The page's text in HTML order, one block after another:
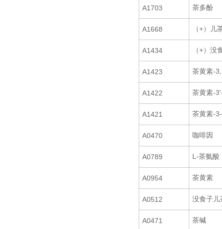
A1703 茶多酚
A1668 （+）儿
A1434 （+）没
A1423 茶黄素-
A1422 茶黄素-
A1421 茶黄素-
A0470 咖啡因
A0789 L-茶氨酸
A0954 茶黄素
A0512 没食子儿
A0471 茶碱